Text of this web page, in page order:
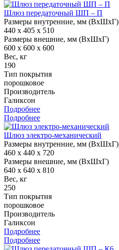
Шлюз передаточный ШП – П
Размеры внутренние, мм (ВхШхГ)
440 x 405 x 510
Размеры внешние, мм (ВхШхГ)
600 x 600 x 600
Вес, кг
190
Тип покрытия
порошковое
Производитель
Галиксон
Подробнее
Подробнее
Шлюз электро-механический
Размеры внутренние, мм (ВхШхГ)
460 x 440 x 720
Размеры внешние, мм (ВхШхГ)
640 x 640 x 810
Вес, кг
250
Тип покрытия
порошковое
Производитель
Галиксон
Подробнее
Подробнее